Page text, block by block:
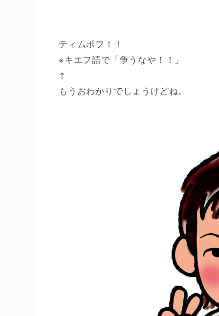
ティムポフ！！
※キエフ語で「争うなや！！」
↑
もうおわかりでしょうけどね。